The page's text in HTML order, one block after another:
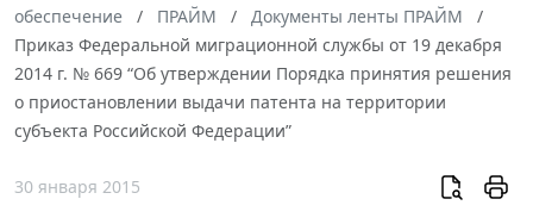
обеспечение
ПРАЙМ
Документы ленты ПРАЙМ
Приказ Федеральной миграционной службы от 19 декабря
2014 г. № 669 “Об утверждении Порядка принятия решения
о приостановлении выдачи патента на территории
субъекта Российской Федерации”
30 января 2015